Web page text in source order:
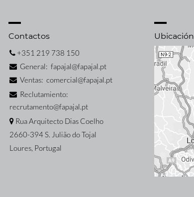
Contactos
+351 219 738 150
General: fapajal@fapajal.pt
Ventas: comercial@fapajal.pt
Reclutamiento:
recrutamento@fapajal.pt
Rua Arquitecto Dias Coelho
2660-394 S. Julião do Tojal
Loures, Portugal
Ubicación